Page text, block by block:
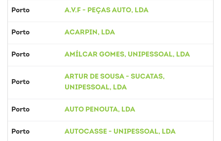
Porto A.V.F - PEÇAS AUTO, LDA
Porto ACARPIN, LDA
Porto AMÍLCAR GOMES, UNIPESSOAL, LDA
Porto
ARTUR DE SOUSA - SUCATAS,
UNIPESSOAL, LDA
Porto AUTO PENOUTA, LDA
Porto AUTOCASSE - UNIPESSOAL, LDA